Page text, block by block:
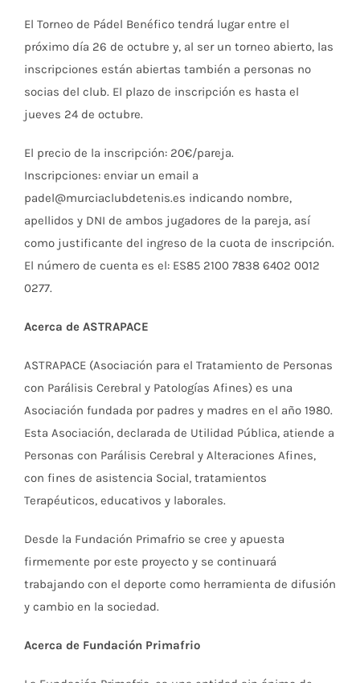
El Torneo de Pádel Benéfico tendrá lugar entre el
próximo día 26 de octubre y, al ser un torneo abierto, las
inscripciones están abiertas también a personas no
socias del club. El plazo de inscripción es hasta el
jueves 24 de octubre.
El precio de la inscripción: 20€/pareja.
Inscripciones: enviar un email a
padel@murciaclubdetenis.es indicando nombre,
apellidos y DNI de ambos jugadores de la pareja, así
como justificante del ingreso de la cuota de inscripción.
El número de cuenta es el: ES85 2100 7838 6402 0012
0277.
Acerca de ASTRAPACE
ASTRAPACE (Asociación para el Tratamiento de Personas
con Parálisis Cerebral y Patologías Afines) es una
Asociación fundada por padres y madres en el año 1980.
Esta Asociación, declarada de Utilidad Pública, atiende a
Personas con Parálisis Cerebral y Alteraciones Afines,
con fines de asistencia Social, tratamientos
Terapéuticos, educativos y laborales.
Desde la Fundación Primafrio se cree y apuesta
firmemente por este proyecto y se continuará
trabajando con el deporte como herramienta de difusión
y cambio en la sociedad.
Acerca de Fundación Primafrio